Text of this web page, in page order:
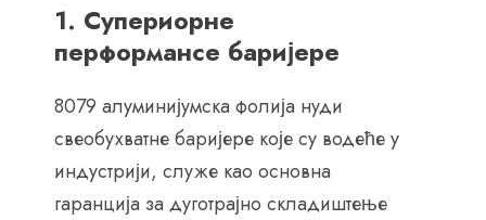
1. Супериорне
перформансе баријере
8079 алуминијумска фолија нуди
свеобухватне баријере које су водеће у
индустрији, служе као основна
гаранција за дуготрајно складиштење